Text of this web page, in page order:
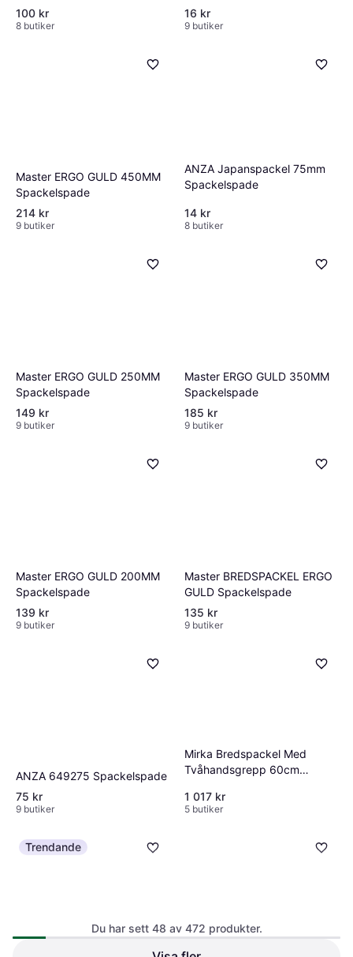
Spackelspade
100 kr
8 butiker
16 kr
9 butiker
Master ERGO GULD 450MM
Spackelspade
214 kr
9 butiker
ANZA Japanspackel 75mm
Spackelspade
14 kr
8 butiker
Master ERGO GULD 250MM
Spackelspade
149 kr
9 butiker
Master ERGO GULD 350MM
Spackelspade
185 kr
9 butiker
Master ERGO GULD 200MM
Spackelspade
139 kr
9 butiker
Master BREDSPACKEL ERGO
GULD Spackelspade
135 kr
9 butiker
ANZA 649275 Spackelspade
75 kr
9 butiker
Mirka Bredspackel Med
Tvåhandsgrepp 60cm
1 017 kr
5 butiker
Trendande
Du har sett 48 av 472 produkter.